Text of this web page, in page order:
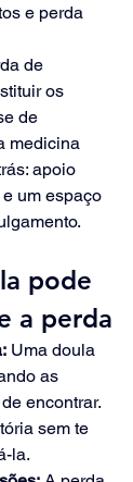
e perda
de
os
de
medicina
apoio
um espaço
pode
a perda
Uma doula
as
encontrar.
sem te
la.